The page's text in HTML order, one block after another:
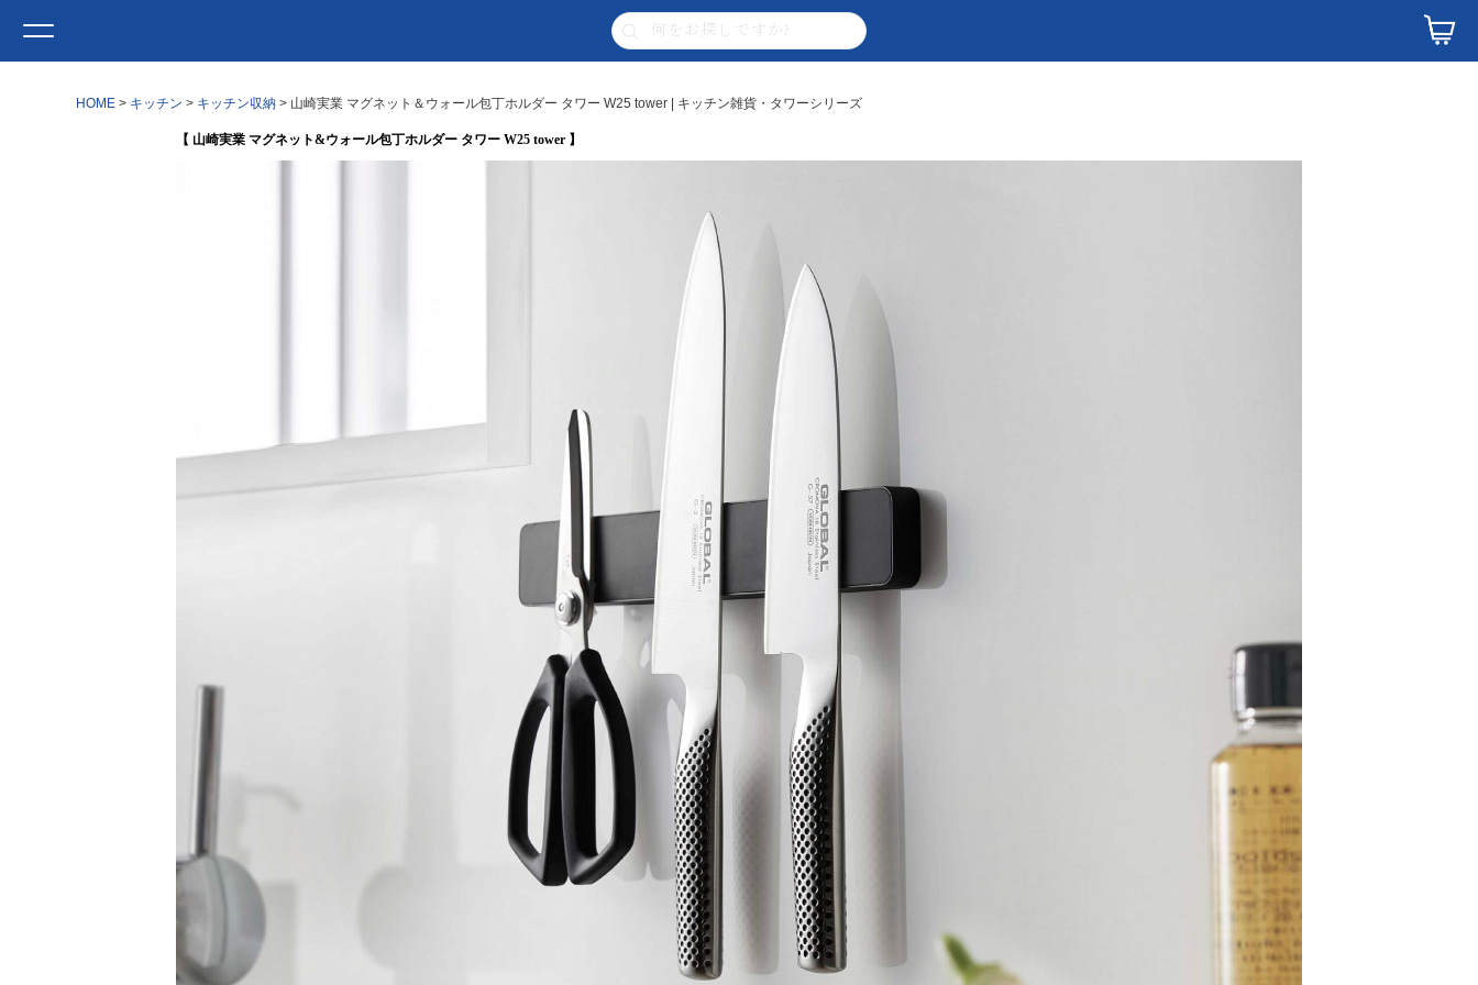
HOME キッチン キッチン収納 山崎実業 マグネット＆ウォール包丁ホルダー タワー W25 tower | キッチン雑貨・タワーシリーズ
【 山崎実業 マグネット&ウォール包丁ホルダー タワー W25 tower 】